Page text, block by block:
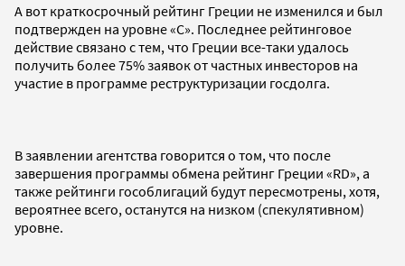
А вот краткосрочный рейтинг Греции не изменился и был
подтвержден на уровне «С». Последнее рейтинговое
действие связано с тем, что Греции все-таки удалось
получить более 75% заявок от частных инвесторов на
участие в программе реструктуризации госдолга.
В заявлении агентства говорится о том, что после
завершения программы обмена рейтинг Греции «RD», а
также рейтинги гособлигаций будут пересмотрены, хотя,
вероятнее всего, останутся на низком (спекулятивном)
уровне.